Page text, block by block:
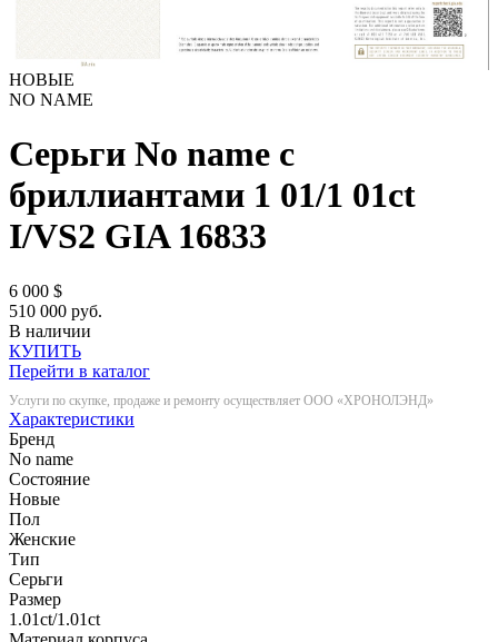
НОВЫЕ
NO NAME
Серьги No name с
бриллиантами 1 01/1 01ct
I/VS2 GIA 16833
6 000 $
510 000 руб.
В наличии
КУПИТЬ
Перейти в каталог
Услуги по скупке, продаже и ремонту осуществляет ООО «ХРОНОЛЭНД»
Характеристики
Бренд
No name
Состояние
Новые
Пол
Женские
Тип
Серьги
Размер
1.01ct/1.01ct